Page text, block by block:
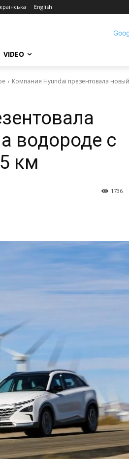
English
VIDEO
Компания Нyundаі презентовала
водороде с
км
1736